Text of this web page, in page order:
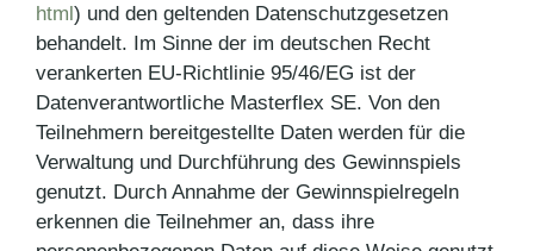
html) und den geltenden Datenschutzgesetzen
behandelt. Im Sinne der im deutschen Recht
verankerten EU-Richtlinie 95/46/EG ist der
Datenverantwortliche Masterflex SE. Von den
Teilnehmern bereitgestellte Daten werden für die
Verwaltung und Durchführung des Gewinnspiels
genutzt. Durch Annahme der Gewinnspielregeln
erkennen die Teilnehmer an, dass ihre